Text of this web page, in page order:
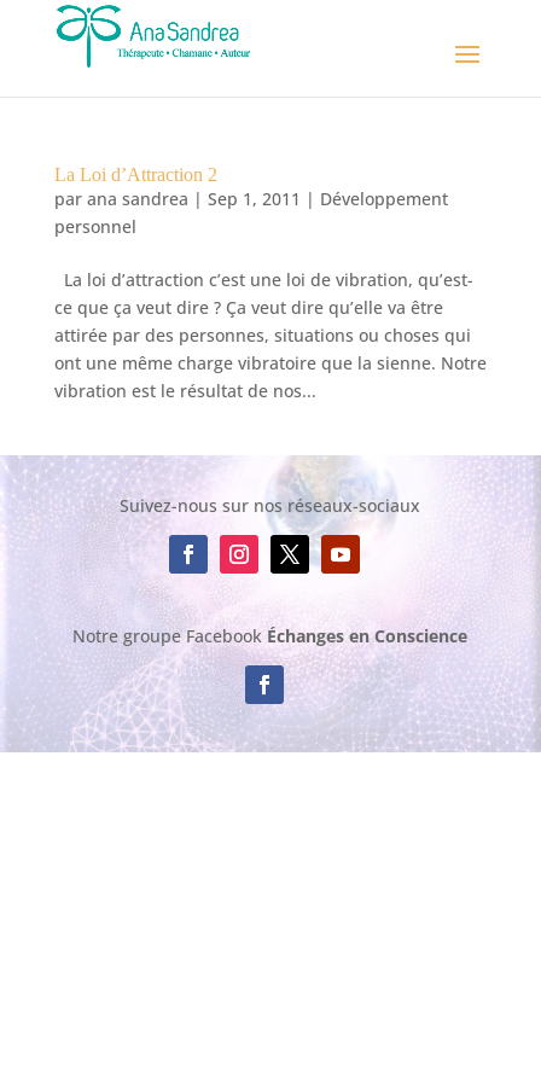
La Loi d’Attraction 2
par ana sandrea | Sep 1, 2011 | Développement
personnel
La loi d’attraction c’est une loi de vibration, qu’est-
ce que ça veut dire ? Ça veut dire qu’elle va être
attirée par des personnes, situations ou choses qui
ont une même charge vibratoire que la sienne. Notre
vibration est le résultat de nos...
Suivez-nous sur nos réseaux-sociaux
Notre groupe Facebook Échanges en Conscience